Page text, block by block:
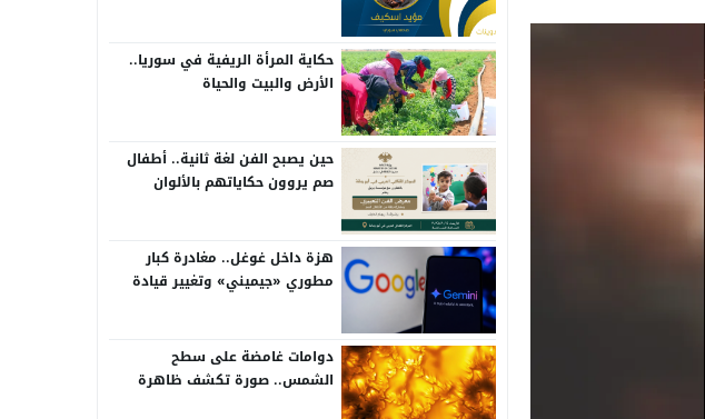
حكاية المرأة الريفية في سوريا..
الأرض والبيت والحياة
حين يصبح الفن لغة ثانية.. أطفال
صم يروون حكاياتهم بالألوان
هزة داخل غوغل.. مغادرة كبار
مطوري «جيميني» وتغيير قيادة
دوامات غامضة على سطح
الشمس.. صورة تكشف ظاهرة